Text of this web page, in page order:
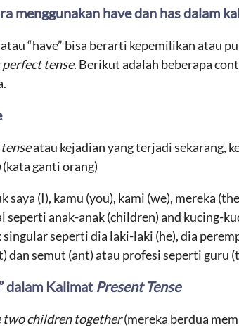
menggunakan have dan has dalam
atau “have” bisa berarti kepemilikan atau
tense. Berikut adalah beberapa
atau kejadian yang terjadi sekarang,
(kata ganti orang)
saya (I), kamu (you), kami (we), mereka
seperti anak-anak (children) and kucing-
seperti dia laki-laki (he), dia
dan semut (ant) atau profesi seperti guru
dalam Kalimat Present Tense
two children together(mereka berdua